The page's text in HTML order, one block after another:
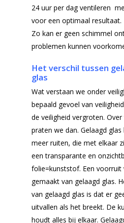
24 uur per dag ventileren
voor een optimaal resultaat.
Zo kan er geen schimmel
problemen kunnen
Het verschil tussen
glas
Wat verstaan we onder
bepaald gevoel van
de veiligheid vergroten.
praten we dan. Gelaagd
meer ruiten, die met elkaar
een transparante en
folie=kunststof. Een voorruit
gemaakt van gelaagd glas.
van gelaagd glas is dat er
uitvallen als het breekt. De
houdt alles bij elkaar.